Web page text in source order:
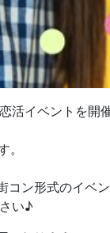
活イベントを開
。
コン形式のイ
い♪